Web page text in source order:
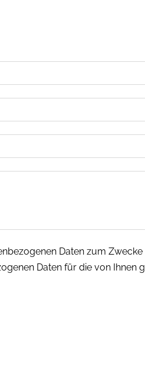
Daten zum
Daten für die von Ihnen